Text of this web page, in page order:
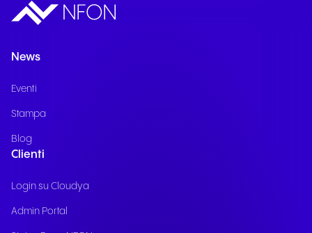
News
Eventi
Stampa
Blog
Clienti
Login su Cloudya
Admin Portal